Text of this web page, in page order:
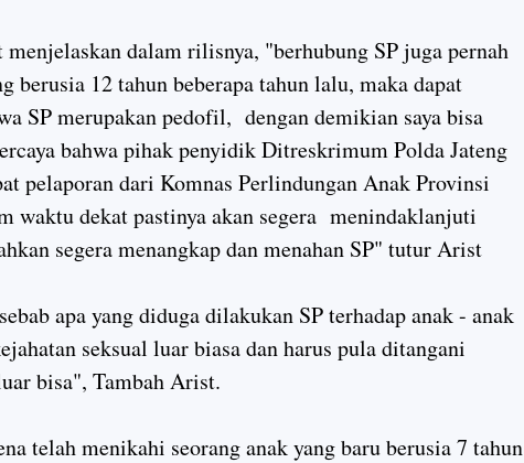
dalam rilisnya, "berhubung SP juga pernah
berusia 12 tahun beberapa tahun lalu, maka dapat
SP merupakan pedofil, dengan demikian saya bisa
bahwa pihak penyidik Ditreskrimum Polda Jateng
pelaporan dari Komnas Perlindungan Anak Provinsi
waktu dekat pastinya akan segera menindaklanjuti
segera menangkap dan menahan SP" tutur Arist
apa yang diduga dilakukan SP terhadap anak - anak
seksual luar biasa dan harus pula ditangani
bisa", Tambah Arist.
telah menikahi seorang anak yang baru berusia 7 tahun